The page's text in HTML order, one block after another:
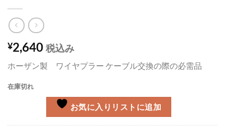
¥2,640 税込み
ホーザン製 ワイヤプラー ケーブル交換の際の必需品
在庫切れ
お気に入りリストに追加